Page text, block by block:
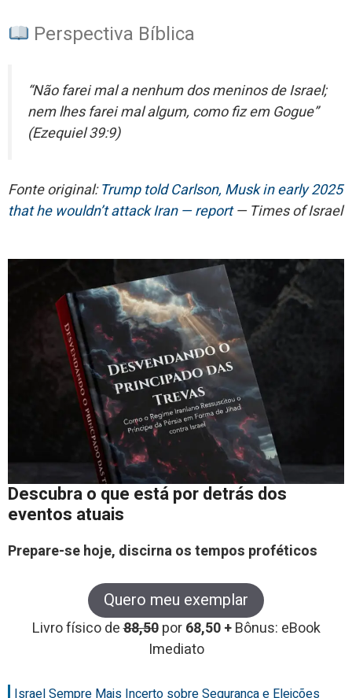
Perspectiva Bíblica
“Não farei mal a nenhum dos meninos de Israel;
nem lhes farei mal algum, como fiz em Gogue”
(Ezequiel 39:9)
Fonte original:Trump told Carlson, Musk in early 2025
that he wouldn’t attack Iran — report— Times of Israel
Descubra o que está por detrás dos
eventos atuais
Prepare-se hoje, discirna os tempos proféticos
Quero meu exemplar
Livro físico de88,50 por68,50 +Bônus: eBook
Imediato
Israel Sempre Mais Incerto sobre Segurança e Eleições